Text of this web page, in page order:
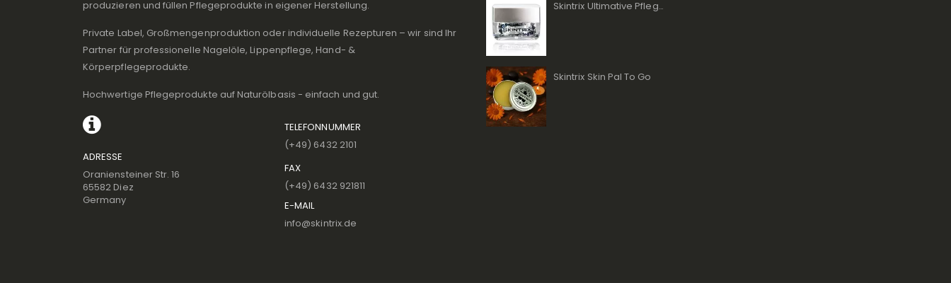
produzieren und füllen Pflegeprodukte in eigener Herstellung.
Private Label, Großmengenproduktion oder individuelle Rezepturen – wir sind Ihr
Partner für professionelle Nagelöle, Lippenpflege, Hand- &
Körperpflegeprodukte.
Hochwertige Pflegeprodukte auf Naturölbasis - einfach und gut.
ADRESSE
Oraniensteiner Str. 16
65582 Diez
Germany
TELEFONNUMMER
(+49) 6432 2101
FAX
(+49) 6432 921811
E-MAIL
info@skintrix.de
Skintrix Ultimative Pflege für Nagelhaut und Lippen
Skintrix Skin Pal To Go